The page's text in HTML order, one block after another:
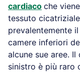
cardiaco che
tessuto
prevalentemente
camere inferiori
alcune sue aree.
sinistro è più raro